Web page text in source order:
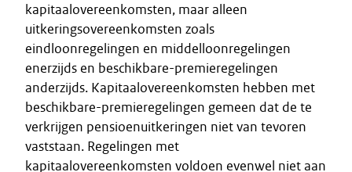
kapitaalovereenkomsten, maar alleen
uitkeringsovereenkomsten zoals
eindloonregelingen en middelloonregelingen
enerzijds en beschikbare-premieregelingen
anderzijds. Kapitaalovereenkomsten hebben met
beschikbare-premieregelingen gemeen dat de te
verkrijgen pensioenuitkeringen niet van tevoren
vaststaan. Regelingen met
kapitaalovereenkomsten voldoen evenwel niet aan